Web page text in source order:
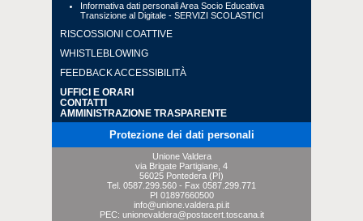
Informativa dati personali Area Socio Educativa
Transizione al Digitale - SERVIZI SCOLASTICI
RISCOSSIONI COATTIVE
WHISTLEBLOWING
FEEDBACK ACCESSIBILITÀ
UFFICI E ORARI
CONTATTI
AMMINISTRAZIONE TRASPARENTE
Protezione dei dati personali
Unione Valdera
via Brigate Partigiane, 4
56025 Pontedera (PI)
Tel. 0587.299.560 - Fax 0587.299.771
PI 01897660500
info@unione.valdera.pi.it
PEC: unionevaldera@postacert.toscana.it